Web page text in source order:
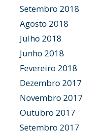
Setembro 2018
Agosto 2018
Julho 2018
Junho 2018
Fevereiro 2018
Dezembro 2017
Novembro 2017
Outubro 2017
Setembro 2017